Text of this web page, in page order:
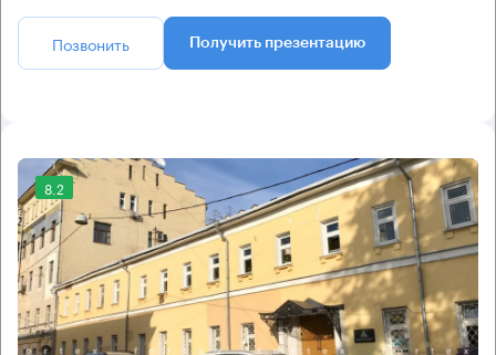
Позвонить Получить презентацию
8.2